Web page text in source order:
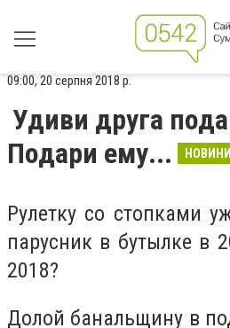
09:00, 20 серпня 2018 р.
Удиви друга
Подари ему...
Рулетку со стопками
парусник в бутылке в
2018?
Долой банальщину в